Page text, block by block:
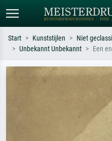
Zoek op kunstenaar, titel of stijl – bijv.
Start Kunststijlen
Niet
Unbekannt Unbekannt
Een